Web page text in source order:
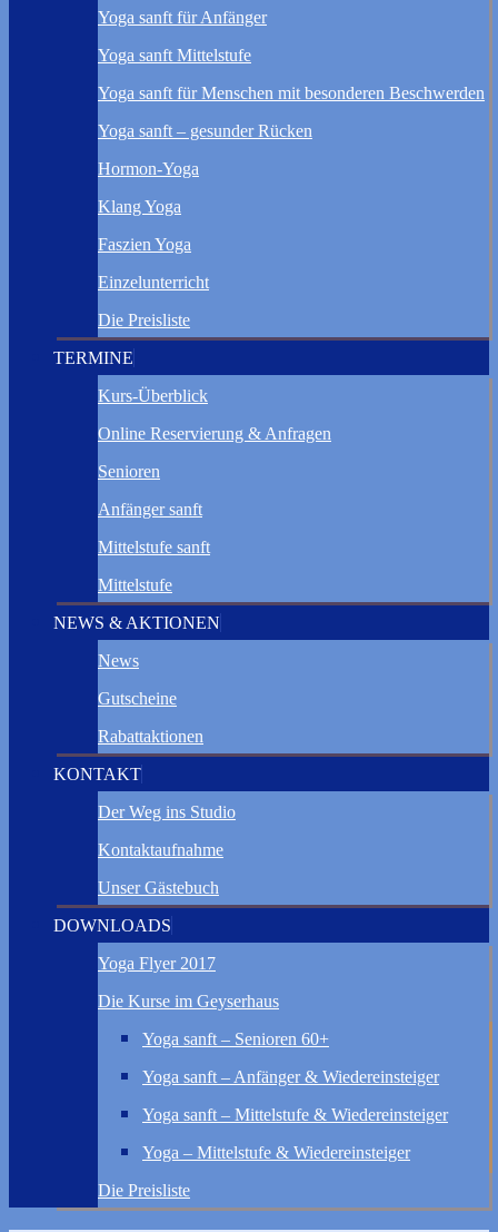
Yoga sanft für Anfänger
Yoga sanft Mittelstufe
Yoga sanft für Menschen mit besonderen Beschwerden
Yoga sanft – gesunder Rücken
Hormon-Yoga
Klang Yoga
Faszien Yoga
Einzelunterricht
Die Preisliste
TERMINE
Kurs-Überblick
Online Reservierung & Anfragen
Senioren
Anfänger sanft
Mittelstufe sanft
Mittelstufe
NEWS & AKTIONEN
News
Gutscheine
Rabattaktionen
KONTAKT
Der Weg ins Studio
Kontaktaufnahme
Unser Gästebuch
DOWNLOADS
Yoga Flyer 2017
Die Kurse im Geyserhaus
Yoga sanft – Senioren 60+
Yoga sanft – Anfänger & Wiedereinsteiger
Yoga sanft – Mittelstufe & Wiedereinsteiger
Yoga – Mittelstufe & Wiedereinsteiger
Die Preisliste